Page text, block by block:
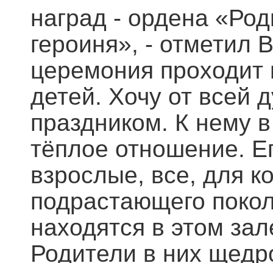
наград - ордена
героиня», - отметил
церемония
детей. Хочу от всей
праздником. К нему
тёплое отношение.
взрослые, все, для
подрастающего
находятся в этом
Родители в них